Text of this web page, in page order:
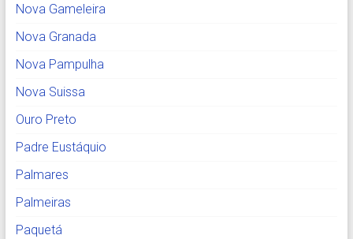
Nova Gameleira
Nova Granada
Nova Pampulha
Nova Suissa
Ouro Preto
Padre Eustáquio
Palmares
Palmeiras
Paquetá